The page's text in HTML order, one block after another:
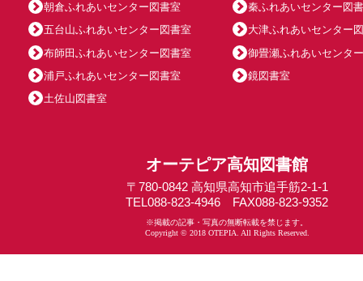
朝倉ふれあいセンター図書室
秦ふれあいセンター図
五台山ふれあいセンター図書室
大津ふれあいセンター
布師田ふれあいセンター図書室
御畳瀬ふれあいセンタ
浦戸ふれあいセンター図書室
鏡図書室
土佐山図書室
オーテピア高知図書館
〒780-0842 高知県高知市追手筋2-1-1
TEL088-823-4946 FAX088-823-9352
※掲載の記事・写真の無断転載を禁じます。
Copyright © 2018 OTEPIA. All Rights Reserved.